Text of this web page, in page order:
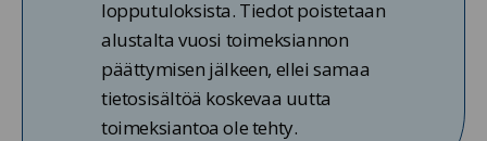
lopputuloksista. Tiedot poistetaan
alustalta vuosi toimeksiannon
päättymisen jälkeen, ellei samaa
tietosisältöä koskevaa uutta
toimeksiantoa ole tehty.